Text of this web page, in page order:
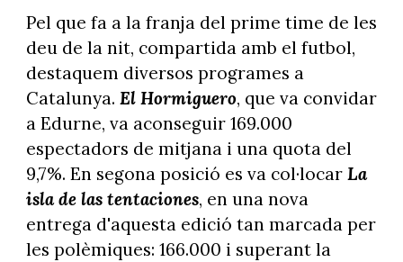
Pel que fa a la franja del prime time de les
deu de la nit, compartida amb el futbol,
destaquem diversos programes a
Catalunya. El Hormiguero, que va convidar
a Edurne, va aconseguir 169.000
espectadors de mitjana i una quota del
9,7%. En segona posició es va col·locar La
isla de las tentaciones, en una nova
entrega d'aquesta edició tan marcada per
les polèmiques: 166.000 i superant la